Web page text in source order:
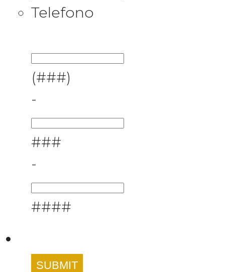
Telefono
(###)
-
###
-
####
SUBMIT